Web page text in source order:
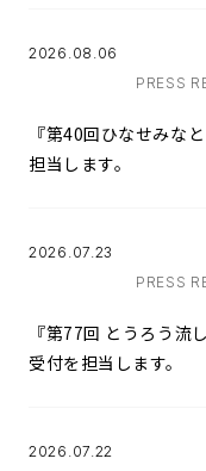
2026.08.06
PRESS
『第40回ひなせみな
担当します。
2026.07.23
PRESS
『第77回 とうろう流
受付を担当します。
2026.07.22